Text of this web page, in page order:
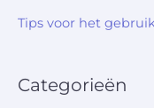
Tips voor het
Categorieën